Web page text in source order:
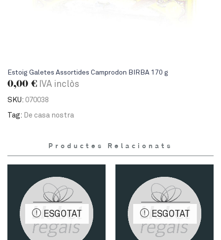
Estoig Galetes Assortides Camprodon BIRBA 170 g
0,00 € IVA inclòs
SKU: 070038
Tag: De casa nostra
Productes Relacionats
ESGOTAT ESGOTAT